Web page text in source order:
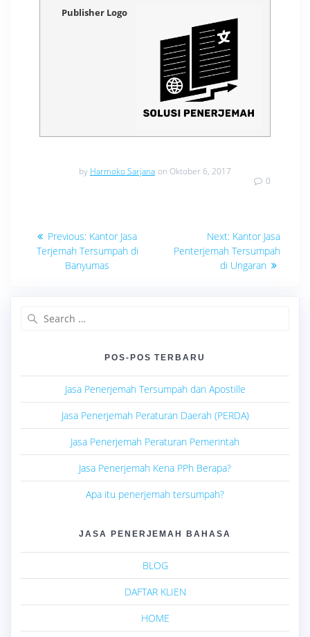
Publisher Logo
by Harmoko Sarjana on Oktober 6, 2017
0
Navigasi
pos
Previous: Previous
post:
Kantor Jasa
Terjemah Tersumpah di
Banyumas
Next: Next
post:
Kantor Jasa
Penterjemah Tersumpah
di Ungaran
POS-POS TERBARU
Jasa Penerjemah Tersumpah dan Apostille
Jasa Penerjemah Peraturan Daerah (PERDA)
Jasa Penerjemah Peraturan Pemerintah
Jasa Penerjemah Kena PPh Berapa?
Apa itu penerjemah tersumpah?
JASA PENERJEMAH BAHASA
BLOG
DAFTAR KLIEN
HOME